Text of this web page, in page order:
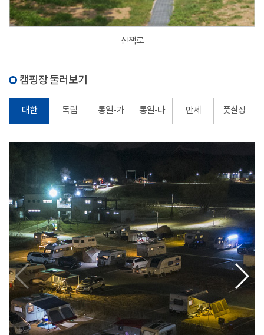
산책로
캠핑장 둘러보기
대한 독립 통일-가 통일-나 만세 풋살장